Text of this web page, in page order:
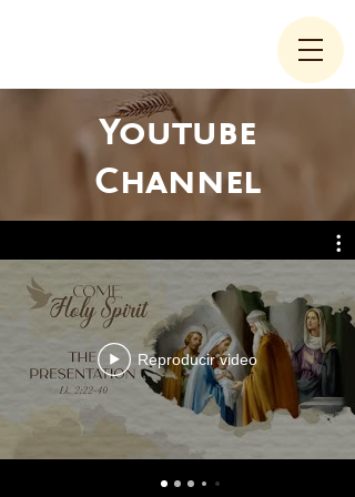
Youtube
Channel
Reproducir video